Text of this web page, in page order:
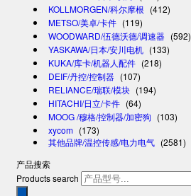
KOLLMORGEN/科尔摩根 (412)
METSO/美卓/卡件 (119)
WOODWARD/伍德沃德/调速器 (592)
YASKAWA/日本/安川电机 (133)
KUKA/库卡/机器人配件 (218)
DEIF/丹控/控制器 (107)
RELIANCE/瑞联/模块 (194)
HITACHI/日立/卡件 (64)
MOOG /穆格/控制器/加密狗 (103)
xycom (173)
其他品牌/温控传感/电力电气 (2581)
产品搜索
Products search